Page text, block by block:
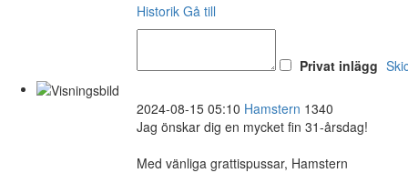
Historik Gå till
Privat inlägg
2024-08-15 05:10 Hamstern 1340
Jag önskar dig en mycket fin 31-årsdag!
Med vänliga grattispussar, Hamstern